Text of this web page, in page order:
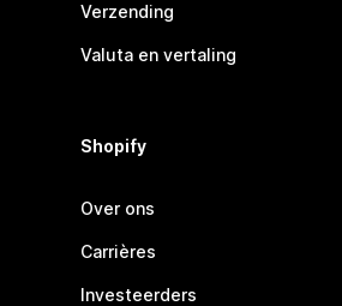
Verzending
Valuta en vertaling
Shopify
Over ons
Carrières
Investeerders